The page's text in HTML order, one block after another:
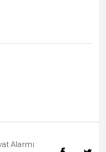
Alarmı